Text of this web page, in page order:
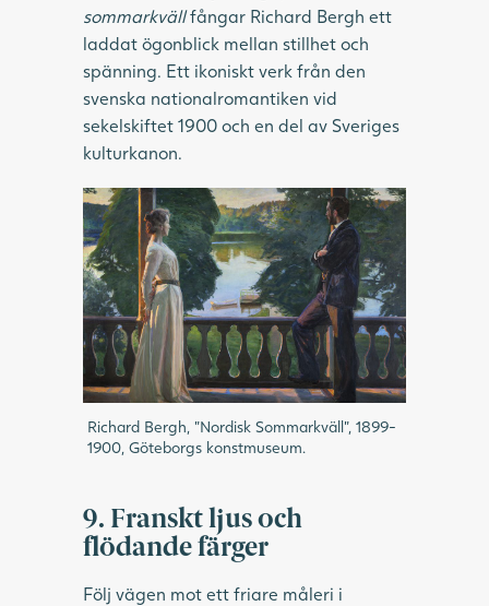
sommarkvällfångar Richard Bergh ett
laddat ögonblick mellan stillhet och
spänning. Ett ikoniskt verk från den
svenska nationalromantiken vid
sekelskiftet 1900 och en del av Sveriges
kulturkanon.
Richard Bergh, ”Nordisk Sommarkväll”, 1899-
1900, Göteborgs konstmuseum.
9. Franskt ljus och
flödande färger
Följ vägen mot ett friare måleri i